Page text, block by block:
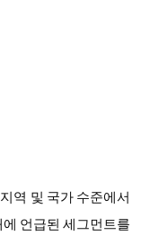
역 및 국가 수준에서
에 언급된 세그먼트를